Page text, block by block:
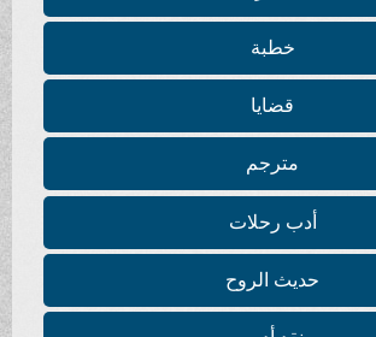
خطبة
قضايا
مترجم
أدب رحلات
حديث الروح